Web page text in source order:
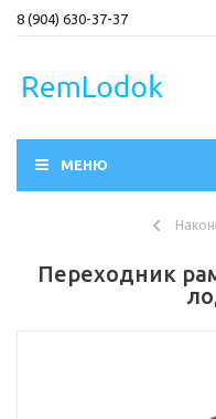
8 (904) 630-37-37
МЕНЮ
Переходник